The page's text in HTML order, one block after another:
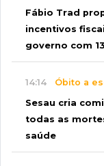
Fábio Trad
incentivos
governo com
14:14 Óbito a
Sesau cria
todas as
saúde